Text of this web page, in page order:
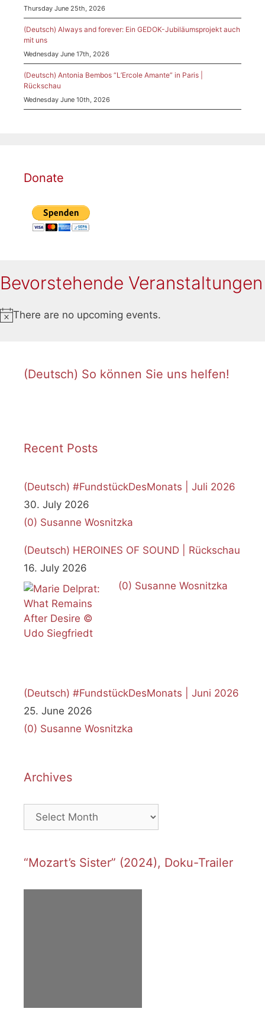
Thursday June 25th, 2026
(Deutsch) Always and forever: Ein GEDOK-Jubiläumsprojekt auch
mit uns
Wednesday June 17th, 2026
(Deutsch) Antonia Bembos “L’Ercole Amante” in Paris |
Rückschau
Wednesday June 10th, 2026
Donate
Bevorstehende Veranstaltungen
Notice
There are no upcoming events.
(Deutsch) So können Sie uns helfen!
Recent Posts
(Deutsch) #FundstückDesMonats | Juli 2026
30. July 2026
(0) Susanne Wosnitzka
(Deutsch) HEROINES OF SOUND | Rückschau
16. July 2026
(0) Susanne Wosnitzka
(Deutsch) #FundstückDesMonats | Juni 2026
25. June 2026
(0) Susanne Wosnitzka
Archives
Archives
“Mozart’s Sister” (2024), Doku-Trailer